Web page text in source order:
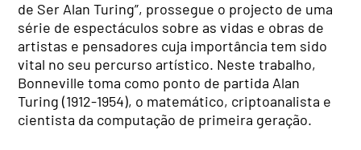
de Ser Alan Turing”, prossegue o projecto de uma
série de espectáculos sobre as vidas e obras de
artistas e pensadores cuja importância tem sido
vital no seu percurso artístico. Neste trabalho,
Bonneville toma como ponto de partida Alan
Turing (1912-1954), o matemático, criptoanalista e
cientista da computação de primeira geração.